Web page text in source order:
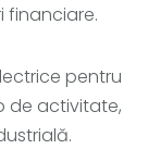
financiare.
pentru
de activitate,